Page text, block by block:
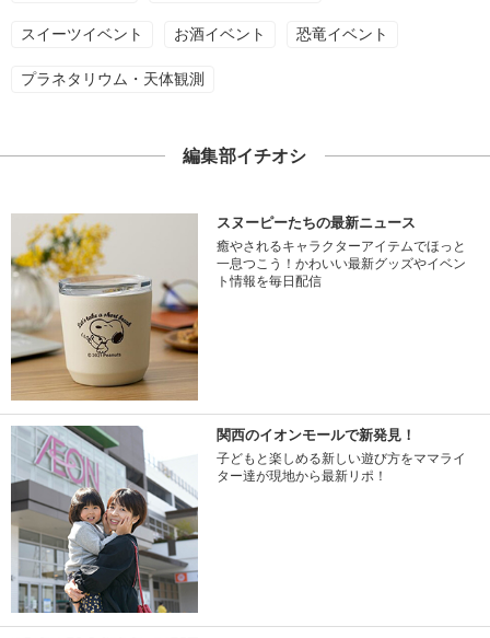
スイーツイベント お酒イベント 恐竜イベント
プラネタリウム・天体観測
編集部イチオシ
スヌーピーたちの最新ニュース
癒やされるキャラクターアイテムでほっと
一息つこう！かわいい最新グッズやイベン
ト情報を毎日配信
関西のイオンモールで新発見！
子どもと楽しめる新しい遊び方をママライ
ター達が現地から最新リポ！